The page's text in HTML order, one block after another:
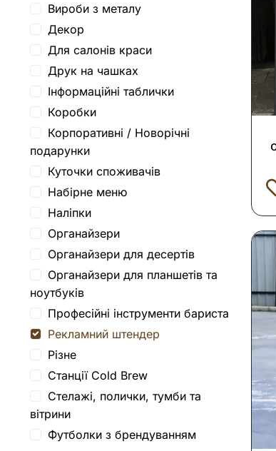
Вироби з металу
Декор
Для салонів краси
Друк на чашках
Інформаційні таблички
Коробки
Корпоративні / Новорічні
подарунки
Куточки споживачів
Набірне меню
Наліпки
Органайзери
Органайзери для десертів
Органайзери для планшетів та
ноутбуків
Професійні інструменти бариста
Рекламний штендер
Різне
Станції Cold Brew
Стелажі, полички, тумби та
вітрини
Футболки з брендуванням